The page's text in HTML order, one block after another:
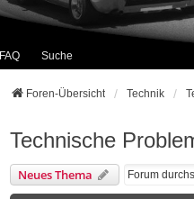
FAQ Suche
Foren-Übersicht Technik
Technische
Neues Thema